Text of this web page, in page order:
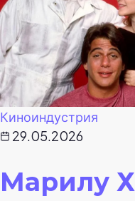
Киноиндустрия
29.05.2026
Марилу